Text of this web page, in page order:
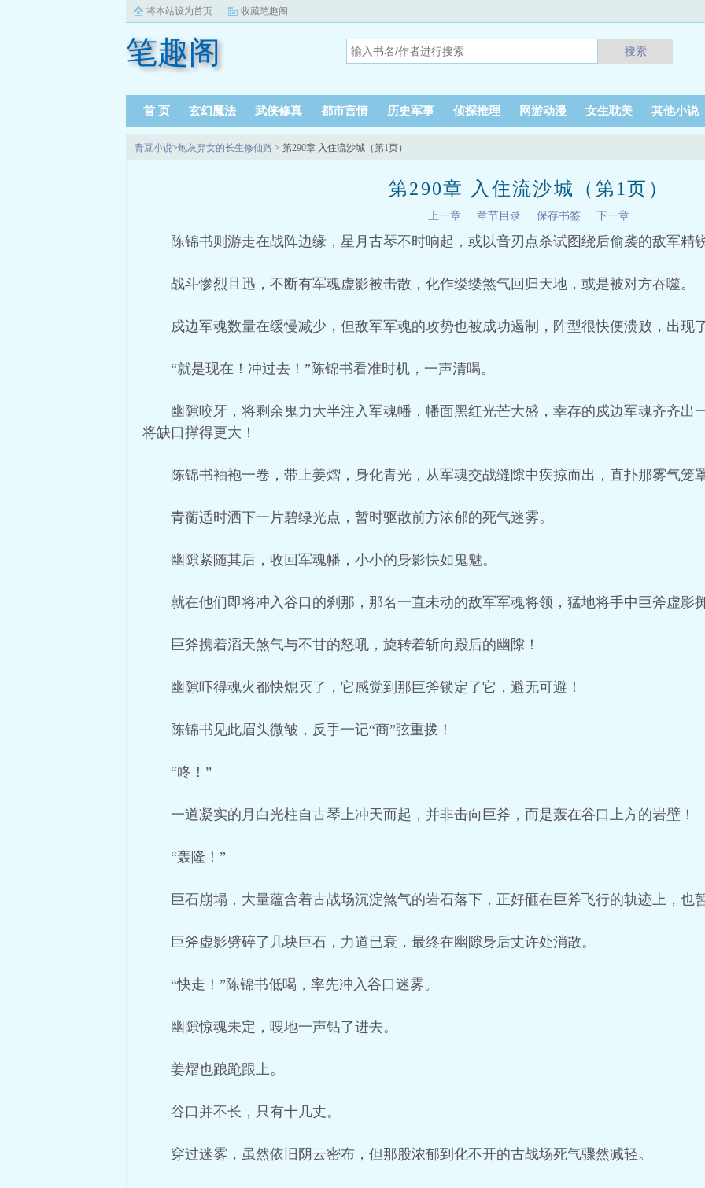
将本站设为首页 收藏笔趣阁
笔趣阁 搜索
首 页 玄幻魔法 武侠修真 都市言情 历史军事 侦探推理 网游动漫 女生耽美 其他小说
青豆小说>炮灰弃女的长生修仙路 > 第290章 入住流沙城（第1页）
第290章 入住流沙城（第1页）
上一章 章节目录 保存书签 下一章
陈锦书则游走在战阵边缘，星月古琴不时响起，或以音刃点杀试图绕后偷袭的敌军精
战斗惨烈且迅，不断有军魂虚影被击散，化作缕缕煞气回归天地，或是被对方吞噬。
戍边军魂数量在缓慢减少，但敌军军魂的攻势也被成功遏制，阵型很快便溃败，出现
“就是现在！冲过去！”陈锦书看准时机，一声清喝。
幽隙咬牙，将剩余鬼力大半注入军魂幡，幡面黑红光芒大盛，幸存的戍边军魂齐齐出
将缺口撑得更大！
陈锦书袖袍一卷，带上姜熠，身化青光，从军魂交战缝隙中疾掠而出，直扑那雾气笼
青蘅适时洒下一片碧绿光点，暂时驱散前方浓郁的死气迷雾。
幽隙紧随其后，收回军魂幡，小小的身影快如鬼魅。
就在他们即将冲入谷口的刹那，那名一直未动的敌军军魂将领，猛地将手中巨斧虚影
巨斧携着滔天煞气与不甘的怒吼，旋转着斩向殿后的幽隙！
幽隙吓得魂火都快熄灭了，它感觉到那巨斧锁定了它，避无可避！
陈锦书见此眉头微皱，反手一记“商”弦重拨！
“咚！”
一道凝实的月白光柱自古琴上冲天而起，并非击向巨斧，而是轰在谷口上方的岩壁！
“轰隆！”
巨石崩塌，大量蕴含着古战场沉淀煞气的岩石落下，正好砸在巨斧飞行的轨迹上，也
巨斧虚影劈碎了几块巨石，力道已衰，最终在幽隙身后丈许处消散。
“快走！”陈锦书低喝，率先冲入谷口迷雾。
幽隙惊魂未定，嗖地一声钻了进去。
姜熠也踉跄跟上。
谷口并不长，只有十几丈。
穿过迷雾，虽然依旧阴云密布，但那股浓郁到化不开的古战场死气骤然减轻。